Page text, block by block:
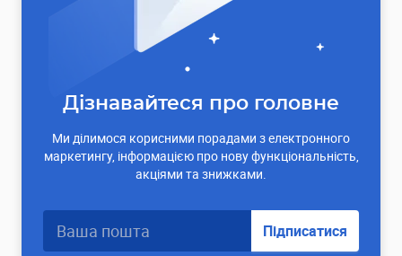
Дізнавайтеся про головне
Ми ділимося корисними порадами з електронного
маркетингу, інформацією про нову функціональність,
акціями та знижками.
Підписатися